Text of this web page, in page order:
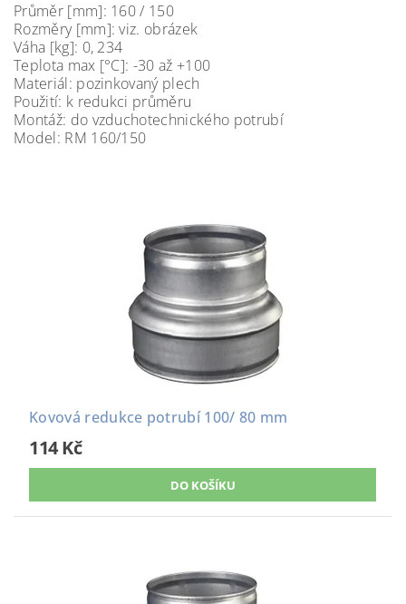
Průměr [mm]: 160 / 150
Rozměry [mm]: viz. obrázek
Váha [kg]: 0, 234
Teplota max [°C]: -30 až +100
Materiál: pozinkovaný plech
Použití: k redukci průměru
Montáž: do vzduchotechnického potrubí
Model: RM 160/150
Kovová redukce potrubí 100/ 80 mm
114 Kč